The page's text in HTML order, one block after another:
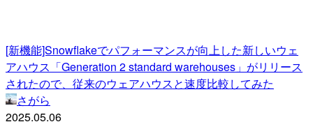
[新機能]Snowflakeでパフォーマンスが向上した新しいウェ
アハウス「Generation 2 standard warehouses」がリリース
されたので、従来のウェアハウスと速度比較してみた
さがら
2025.05.06